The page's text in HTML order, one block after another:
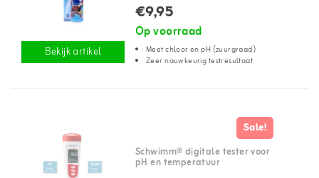
Bekijk artikel
€9,95
Op voorraad
Meet chloor en pH (zuurgraad)
Zeer nauwkeurig testresultaat
Sale!
Schwimm® digitale tester voor
pH en temperatuur